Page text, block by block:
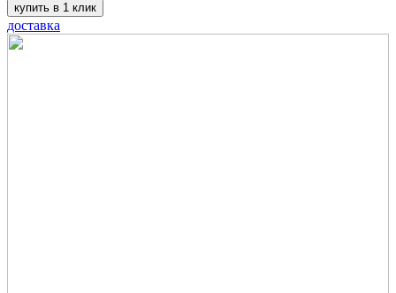
купить в 1 клик
доставка